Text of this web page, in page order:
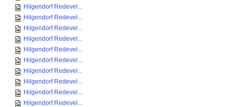
Hilgendorf Redevel...
Hilgendorf Redevel...
Hilgendorf Redevel...
Hilgendorf Redevel...
Hilgendorf Redevel...
Hilgendorf Redevel...
Hilgendorf Redevel...
Hilgendorf Redevel...
Hilgendorf Redevel...
Hilgendorf Redevel...